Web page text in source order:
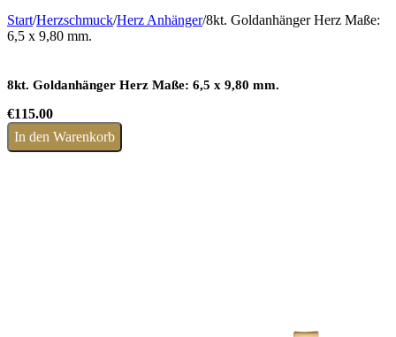
Start/Herzschmuck/Herz Anhänger/8kt. Goldanhänger Herz Maße:
6,5 x 9,80 mm.
8kt. Goldanhänger Herz Maße: 6,5 x 9,80 mm.
€115.00
In den Warenkorb